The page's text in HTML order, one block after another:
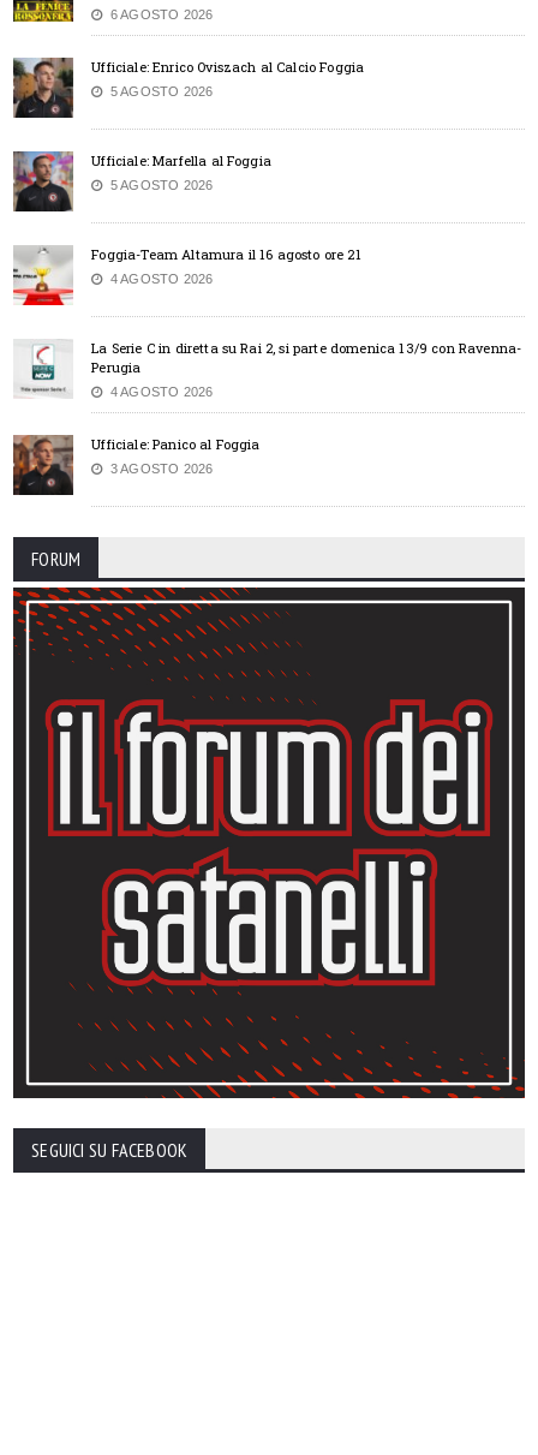
6 AGOSTO 2026
Ufficiale: Enrico Oviszach al Calcio Foggia
5 AGOSTO 2026
Ufficiale: Marfella al Foggia
5 AGOSTO 2026
Foggia-Team Altamura il 16 agosto ore 21
4 AGOSTO 2026
La Serie C in diretta su Rai 2, si parte domenica 13/9 con Ravenna-
Perugia
4 AGOSTO 2026
Ufficiale: Panico al Foggia
3 AGOSTO 2026
FORUM
SEGUICI SU FACEBOOK